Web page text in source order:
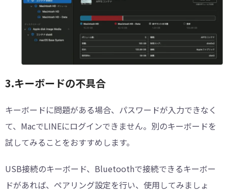
︎3.キーボードの不具合
キーボードに問題がある場合、パスワードが入力できなく
て、MacでLINEにログインできません。別のキーボードを
試してみることをおすすめします。
USB接続のキーボード、Bluetoothで接続できるキーボー
ドがあれば、ペアリング設定を行い、使用してみましょ